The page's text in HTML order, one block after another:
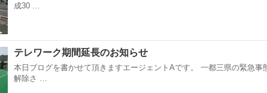
成30 …
テレワーク期間延長のお知らせ
本日ブログを書かせて頂きますエージェントAです。 一都三県の緊急事
解除さ …